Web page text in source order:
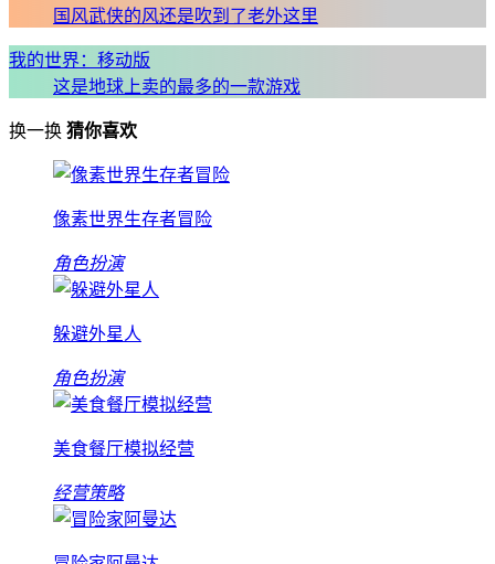
国风武侠的风还是吹到了老外这里
我的世界：移动版
这是地球上卖的最多的一款游戏
换一换 猜你喜欢
像素世界生存者冒险
角色扮演
躲避外星人
角色扮演
美食餐厅模拟经营
经营策略